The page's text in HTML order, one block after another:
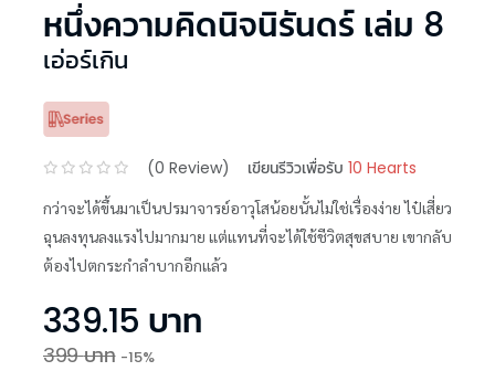
หนึ่งความคิดนิจนิรันดร์ เล่ม 8
เอ่อร์เกิน
(0 Review) เขียนรีวิวเพื่อรับ 10 Hearts
กว่าจะได้ขึ้นมาเป็นปรมาจารย์อาวุโสน้อยนั้นไม่ใช่เรื่องง่าย ไป๋เสี่ยว
ฉุนลงทุนลงแรงไปมากมาย แต่แทนที่จะได้ใช้ชีวิตสุขสบาย เขากลับ
ต้องไปตกระกำลำบากอีกแล้ว
339.15 บาท
399บาท -15%